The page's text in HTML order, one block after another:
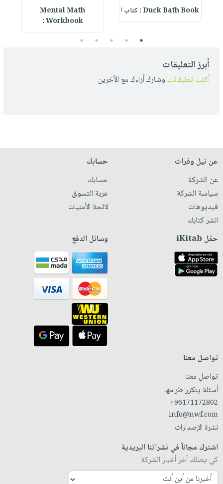
Duck Bath Book : كتاب ا
Mental Math
Workbook :
1
2
3
4
5
أبرز التعليقات
أكتب تعليقاتك وشارك أراءك مع الأخرين
عن نيل وفرات
عن الشركة
سياسة الشركة
فيديوهات
انشر كتابك
حسابك
حسابك
عربة التسوق
لائحة الأمنيات
حمّل iKitab وسائل الدفع
تواصل معنا
تواصل معنا
أسئلة يتكرر طرحها
+96171172802
info@nwf.com
نشرة الإصدارات
اشترك مجاناً في نشراتنا البريدية
كي يصلك آخر أخبار الشركة